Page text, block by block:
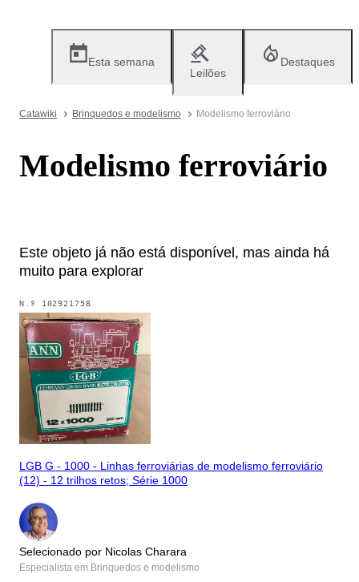
Esta semana
Leilões
Destaques
Catawiki Brinquedos e modelismo Modelismo ferroviário
Modelismo ferroviário
Este objeto já não está disponível, mas ainda há
muito para explorar
N.º 102921758
LGB G - 1000 - Linhas ferroviárias de modelismo ferroviário
(12) - 12 trilhos retos; Série 1000
Selecionado por Nicolas Charara
Especialista em Brinquedos e modelismo